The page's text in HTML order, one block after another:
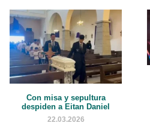
Con misa y sepultura
despiden a Eitan Daniel
22.03.2026